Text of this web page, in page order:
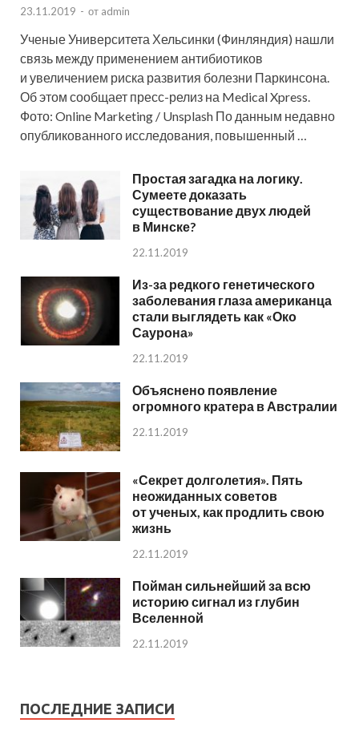
23.11.2019 - от admin
Ученые Университета Хельсинки (Финляндия) нашли
связь между применением антибиотиков
и увеличением риска развития болезни Паркинсона.
Об этом сообщает пресс-релиз на Medical Xpress.
Фото: Online Marketing / Unsplash По данным недавно
опубликованного исследования, повышенный …
Простая загадка на логику.
Сумеете доказать
существование двух людей
в Минске?
22.11.2019
Из-за редкого генетического
заболевания глаза американца
стали выглядеть как «Око
Саурона»
22.11.2019
Объяснено появление
огромного кратера в Австралии
22.11.2019
«Секрет долголетия». Пять
неожиданных советов
от ученых, как продлить свою
жизнь
22.11.2019
Пойман сильнейший за всю
историю сигнал из глубин
Вселенной
22.11.2019
ПОСЛЕДНИЕ ЗАПИСИ